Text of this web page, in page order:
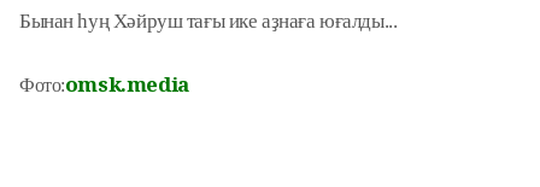
Бынан һуң Хәйруш тағы ике аҙнаға юғалды...
Фото:omsk.media